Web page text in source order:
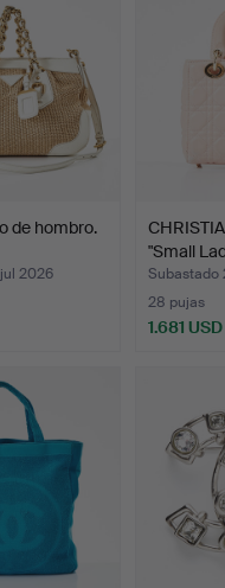
de hombro.
2026
"Small
Subastado
28 pujas
1.681 USD